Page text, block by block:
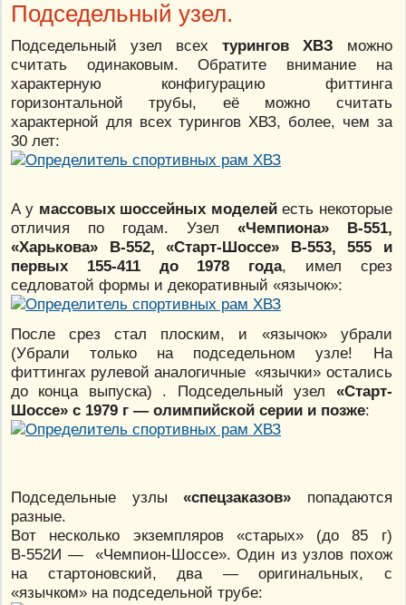
Подседельный узел.
Подседельный узел всех турингов ХВЗ можно
считать одинаковым. Обратите внимание на
характерную конфигурацию фиттинга
горизонтальной трубы, её можно считать
характерной для всех турингов ХВЗ, более, чем за
30 лет:
А у массовых шоссейных моделейесть некоторые
отличия по годам. Узел «Чемпиона» В-551,
«Харькова» В-552, «Старт-Шоссе» В-553, 555 и
первых 155-411 до 1978 года, имел срез
седловатой формы и декоративный «язычок»:
После срез стал плоским, и «язычок» убрали
(Убрали только на подседельном узле! На
фиттингах рулевой аналогичные «язычки» остались
до конца выпуска) . Подседельный узел «Старт-
Шоссе» с 1979 г — олимпийской серии и позже:
Подседельные узлы«спецзаказов» попадаются
разные.
Вот несколько экземпляров «старых» (до 85 г)
В-552И — «Чемпион-Шоссе». Один из узлов похож
на стартоновский, два — оригинальных, с
«язычком» на подседельной трубе: